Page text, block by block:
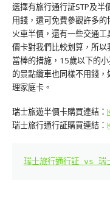
選擇有旅行通行証STP及半
用錢，還可免費參觀許多
火車半價，還有一些交通
價卡對我們比較划算，所
當棒的措施，15歲以下的
的景點纜車也同樣不用錢
理家庭卡。
瑞士旅遊半價卡購買連結：
瑞士旅行通行証購買連結：
瑞士旅行通行証 vs 瑞